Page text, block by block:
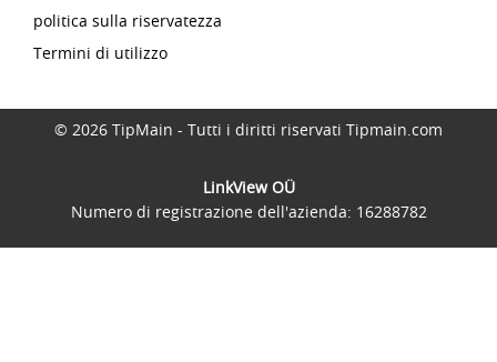
politica sulla riservatezza
Termini di utilizzo
© 2026 TipMain - Tutti i diritti riservati Tipmain.com
LinkView OÜ
Numero di registrazione dell'azienda: 16288782